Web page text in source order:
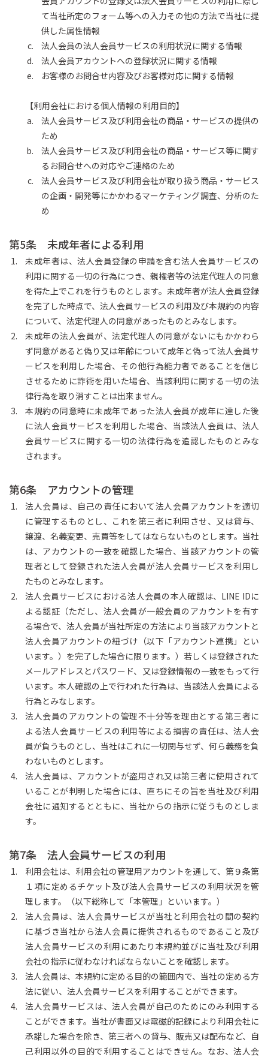
て当社所定のフォーム等への入力その他の方法で当社に提
供した属性情報
法人会員の法人会員サービスの利用状況に関する情報
法人会員アカウントへの登録状況に関する情報
お客様のお問合せ内容及びお客様対応に関する情報
【利用会社における個人情報の利用目的】
法人会員サービス及び利用会社の商品・サービスの提供の
ため
法人会員サービス及び利用会社の商品・サービス等に関す
るお問合せへの対応やご連絡のため
法人会員サービス及び利用会社が取り扱う商品・サービス
の企画・開発等にかかわるマーケティング調査、分析のた
め
第5条 未成年者による利用
未成年者は、法人会員登録の申請を含む法人会員サービスの
利用に関する一切の行為につき、親権者等の法定代理人の同意
を得た上でこれを行うものとします。未成年者が法人会員登録
を完了した時点で、法人会員サービスの利用及び本規約の内容
について、法定代理人の同意があったものとみなします。
未成年の法人会員が、法定代理人の同意がないにもかかわら
ず同意があると偽り又は年齢について成年と偽って法人会員サ
ービスを利用した場合、その他行為能力者であることを信じ
させるために詐術を用いた場合、当該利用に関する一切の法
律行為を取り消すことは出来ません。
本規約の同意時に未成年であった法人会員が成年に達した後
に法人会員サービスを利用した場合、当該法人会員は、法人
会員サービスに関する一切の法律行為を追認したものとみな
されます。
第6条 アカウントの管理
法人会員は、自己の責任において法人会員アカウントを適切
に管理するものとし、これを第三者に利用させ、又は貸与、
譲渡、名義変更、売買等をしてはならないものとします。当社
は、アカウントの一致を確認した場合、当該アカウントの管
理者として登録された法人会員が法人会員サービスを利用し
たものとみなします。
法人会員サービスにおける法人会員の本人確認は、LINE IDに
よる認証（ただし、法人会員が一般会員のアカウントを有す
る場合で、法人会員が当社所定の方法により当該アカウントと
法人会員アカウントの紐づけ（以下「アカウント連携」とい
います。）を完了した場合に限ります。）若しくは登録された
メールアドレスとパスワード、又は登録情報の一致をもって行
います。本人確認の上で行われた行為は、当該法人会員による
行為とみなします。
法人会員のアカウントの管理不十分等を理由とする第三者に
よる法人会員サービスの利用等による損害の責任は、法人会
員が負うものとし、当社はこれに一切関与せず、何ら義務を負
わないものとします。
法人会員は、アカウントが盗用され又は第三者に使用されて
いることが判明した場合には、直ちにその旨を当社及び利用
会社に通知するとともに、当社からの指示に従うものとしま
す。
第7条 法人会員サービスの利用
利用会社は、利用会社の管理用アカウントを通して、第９条第
１項に定めるチケット及び法人会員サービスの利用状況を管
理します。（以下総称して「本管理」といいます。）
法人会員は、法人会員サービスが当社と利用会社の間の契約
に基づき当社から法人会員に提供されるものであること及び
法人会員サービスの利用にあたり本規約並びに当社及び利用
会社の指示に従わなければならないことを確認します。
法人会員は、本規約に定める目的の範囲内で、当社の定める方
法に従い、法人会員サービスを利用することができます。
法人会員サービスは、法人会員が自己のためにのみ利用する
ことができます。当社が書面又は電磁的記録により利用会社に
承諾した場合を除き、第三者への貸与、販売又は配布など、自
己利用以外の目的で利用することはできせん。なお、法人会